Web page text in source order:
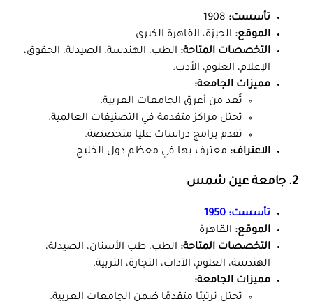
تأسست:
الموقع: الجيزة، القاهرة الكبرى
التخصصات المتاحة: الطب، الهندسة، الصيدلة، الحقوق،
الإعلام، العلوم، الأدب.
مميزات الجامعة:
تُعد من أعرق الجامعات العربية.
تحتل مراكز متقدمة في التصنيفات العالمية.
تقدم برامج دراسات عليا متخصصة.
الاعتراف: معترف بها في معظم دول الخليج.
2. جامعة عين شمس
تأسست:
الموقع: القاهرة
التخصصات المتاحة: الطب، طب الأسنان، الصيدلة،
الهندسة، العلوم، الآداب، التجارة، التربية.
مميزات الجامعة:
تحتل ترتيبًا متقدمًا ضمن الجامعات العربية.